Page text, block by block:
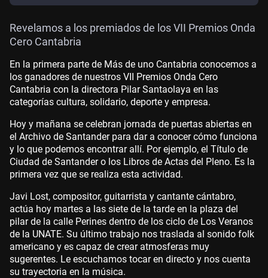
Revelamos a los premiados de los VII Premios Onda
Cero Cantabria
En la primera parte de Más de uno Cantabria conocemos a
los ganadores de nuestros VII Premios Onda Cero
Cantabria con la directora Pilar Santaolaya en las
categorías cultura, solidario, deporte y empresa.
Hoy y mañana se celebran jornada de puertas abiertas en
el Archivo de Santander para dar a conocer cómo funciona
y lo que podemos encontrar allí. Por ejemplo, el Título de
Ciudad de Santander o los Libros de Actas del Pleno. Es la
primera vez que se realiza esta actividad.
Javi Lost, compositor, guitarrista y cantante cántabro,
actúa hoy martes a las siete de la tarde en la plaza del
pilar de la calle Perines dentro de los ciclo de Los Veranos
de la UNATE. Su último trabajo nos traslada al sonido folk
americano y es capaz de crear atmosferas muy
sugerentes. Le escuchamos tocar en directo y nos cuenta
su trayectoria en la música.